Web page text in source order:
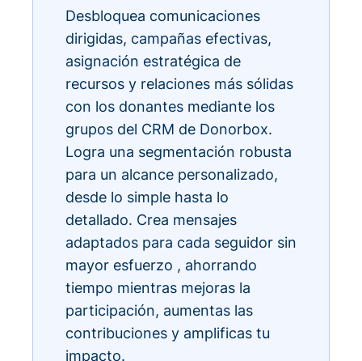
Desbloquea comunicaciones
dirigidas, campañas efectivas,
asignación estratégica de
recursos y relaciones más sólidas
con los donantes mediante los
grupos del CRM de Donorbox.
Logra una segmentación robusta
para un alcance personalizado,
desde lo simple hasta lo
detallado. Crea mensajes
adaptados para cada seguidor sin
mayor esfuerzo , ahorrando
tiempo mientras mejoras la
participación, aumentas las
contribuciones y amplificas tu
impacto.